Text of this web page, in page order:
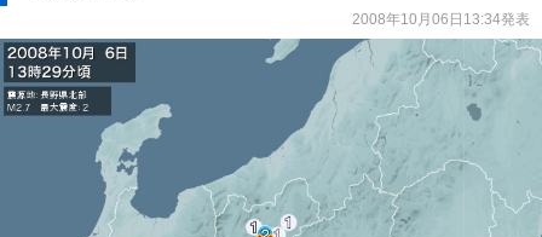
2008年10月06日13:34発表